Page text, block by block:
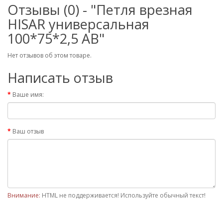
Отзывы (0) - "Петля врезная
HISAR универсальная
100*75*2,5 AB"
Нет отзывов об этом товаре.
Написать отзыв
Ваше имя:
Ваш отзыв
Внимание: HTML не поддерживается! Используйте обычный текст!